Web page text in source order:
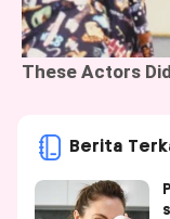
Berita